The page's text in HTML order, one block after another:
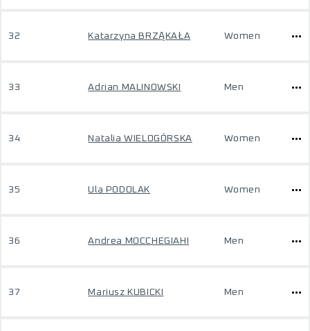
32 Katarzyna BRZĄKAŁA Women
33 Adrian MALINOWSKI Men
34 Natalia WIELOGÓRSKA Women
35 Ula PODOLAK Women
36 Andrea MOCCHEGIAHI Men
37 Mariusz KUBICKI Men